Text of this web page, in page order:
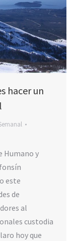
hacer un
Humano y
este
de
al
custodia
hoy que